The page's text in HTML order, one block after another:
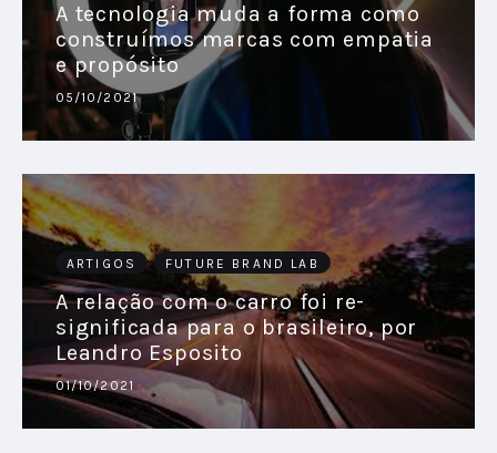
A tecnologia muda a forma como
construímos marcas com empatia
e propósito
05/10/2021
ARTIGOS FUTURE BRAND LAB
A relação com o carro foi re-
significada para o brasileiro, por
Leandro Esposito
01/10/2021